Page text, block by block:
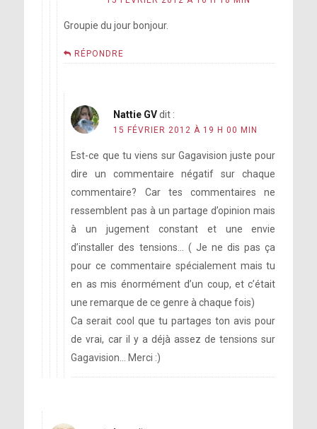
Groupie du jour bonjour.
RÉPONDRE
Nattie GV dit :
15 FÉVRIER 2012 À 19 H 00 MIN
Est-ce que tu viens sur Gagavision juste pour
dire un commentaire négatif sur chaque
commentaire? Car tes commentaires ne
ressemblent pas à un partage d’opinion mais
à un jugement constant et une envie
d’installer des tensions… ( Je ne dis pas ça
pour ce commentaire spécialement mais tu
en as mis énormément d’un coup, et c’était
une remarque de ce genre à chaque fois)
Ca serait cool que tu partages ton avis pour
de vrai, car il y a déjà assez de tensions sur
Gagavision… Merci :)